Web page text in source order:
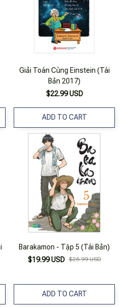
Giải Toán Cùng Einstein (Tái
Bản 2017)
$22.99 USD
ADD TO CART
Barakamon - Tập 5 (Tái Bản)
$19.99 USD $26.99 USD
ADD TO CART